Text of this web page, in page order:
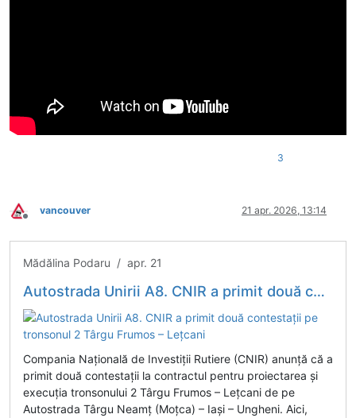
3
Deconectat
vancouver 21 apr. 2026, 13:14
Mădălina Podaru / apr. 21
Autostrada Unirii A8. CNIR a primit două contestații pe tronsonul 2 Târgu Frumos – Lețcani
Compania Națională de Investiții Rutiere (CNIR) anunță că a
primit două contestații la contractul pentru proiectarea și
execuția tronsonului 2 Târgu Frumos – Lețcani de pe
Autostrada Târgu Neamț (Moțca) – Iași – Ungheni. Aici,